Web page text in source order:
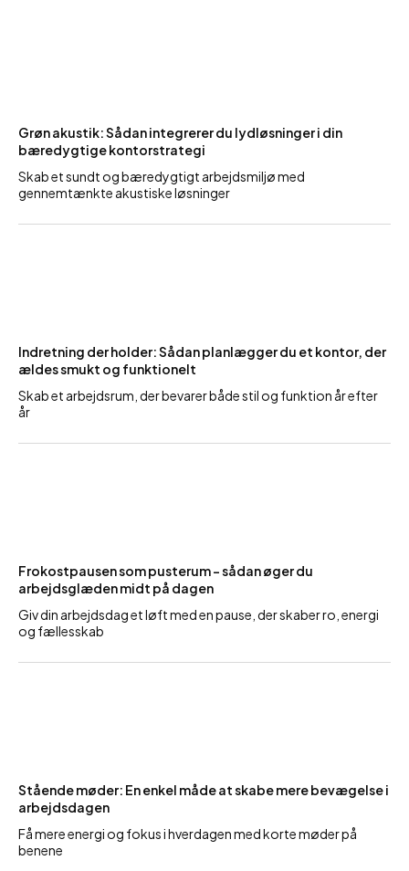
Grøn akustik: Sådan integrerer du lydløsninger i din
bæredygtige kontorstrategi
Skab et sundt og bæredygtigt arbejdsmiljø med
gennemtænkte akustiske løsninger
Indretning der holder: Sådan planlægger du et kontor, der
ældes smukt og funktionelt
Skab et arbejdsrum, der bevarer både stil og funktion år efter
år
Frokostpausen som pusterum – sådan øger du
arbejdsglæden midt på dagen
Giv din arbejdsdag et løft med en pause, der skaber ro, energi
og fællesskab
Stående møder: En enkel måde at skabe mere bevægelse i
arbejdsdagen
Få mere energi og fokus i hverdagen med korte møder på
benene